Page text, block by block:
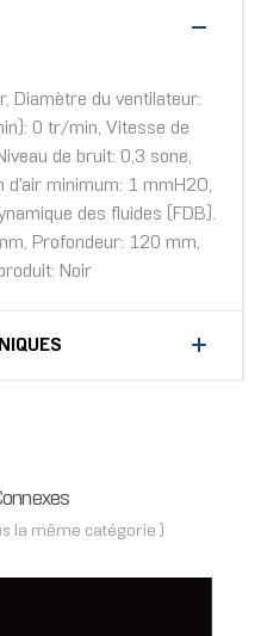
Diamètre du ventilateur:
0 tr/min, Vitesse de
de bruit: 0,3 sone,
d'air minimum: 1 mmH2O,
des fluides (FDB).
Profondeur: 120 mm,
Noir
la même catégorie )